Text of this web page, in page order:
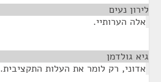
לירון נעים
אלה הערותיי.
גיא גולדמן
אדוני, רק לומר את העלות התקציבית.